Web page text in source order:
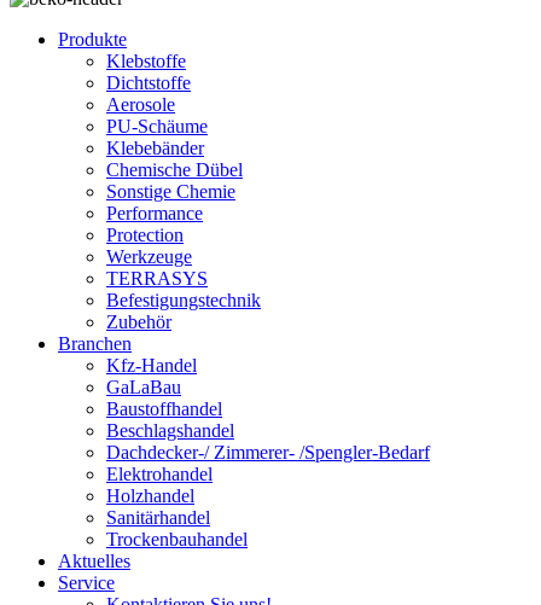
Produkte
Klebstoffe
Dichtstoffe
Aerosole
PU-Schäume
Klebebänder
Chemische Dübel
Sonstige Chemie
Performance
Protection
Werkzeuge
TERRASYS
Befestigungstechnik
Zubehör
Branchen
Kfz-Handel
GaLaBau
Baustoffhandel
Beschlagshandel
Dachdecker-/ Zimmerer- /Spengler-Bedarf
Elektrohandel
Holzhandel
Sanitärhandel
Trockenbauhandel
Aktuelles
Service